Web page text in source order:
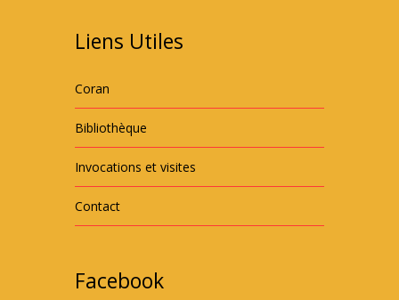
Liens Utiles
Coran
Bibliothèque
Invocations et visites
Contact
Facebook